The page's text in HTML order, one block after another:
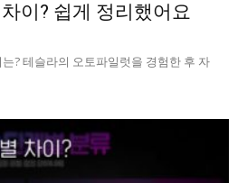
이? 쉽게 정리했어요
? 테슬라의 오토파일럿을 경험한 후 자